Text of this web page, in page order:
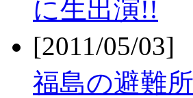
に生出演!!
[2011/05/03]
福島の避難